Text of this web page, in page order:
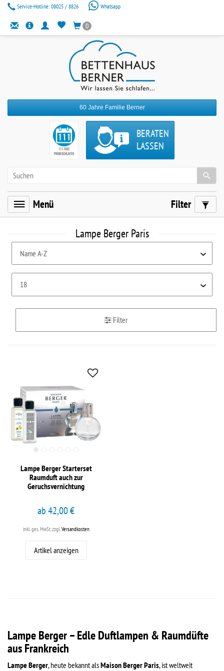
Service-Hotline: 08025 / 8826 Whatsapp
0
60 Jahre Familie Berner
BERATEN
LASSEN
Menü Filter
Lampe Berger Paris
Filter
Lampe Berger Starterset
Raumduft auch zur
Geruchsvernichtung
ab 42,00 €
inkl. ges. MwSt.zzgl.Versandkosten
Artikel anzeigen
Lampe Berger – Edle Duftlampen & Raumdüfte
aus Frankreich
Lampe Berger, heute bekannt alsMaison Berger Paris, ist weltweit